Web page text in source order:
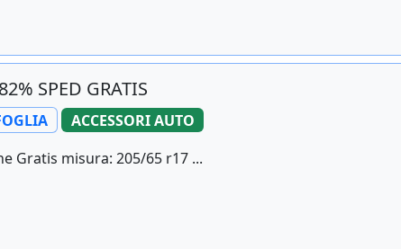
SPED GRATIS
ACCESSORI AUTO
Gratis misura: 205/65 r17 ...